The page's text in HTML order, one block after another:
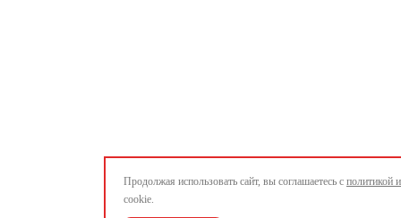
Продолжая использовать сайт, вы соглашаетесь с политикой
cookie.